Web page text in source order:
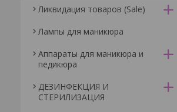
Ликвидация товаров (Sale)
Лампы для маникюра
Аппараты для маникюра и
педикюра
ДЕЗИНФЕКЦИЯ И
СТЕРИЛИЗАЦИЯ